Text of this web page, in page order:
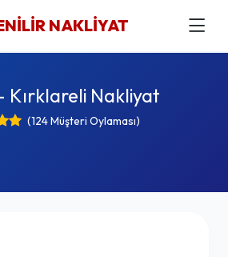
NAKLİYAT
Kırklareli Nakliyat
(124 Müşteri Oylaması)